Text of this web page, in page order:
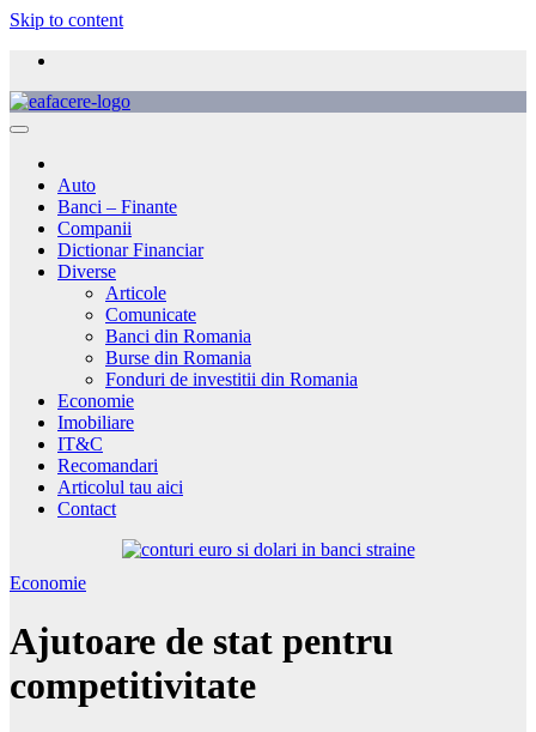
Skip to content
Auto
Banci – Finante
Companii
Dictionar Financiar
Diverse
Articole
Comunicate
Banci din Romania
Burse din Romania
Fonduri de investitii din Romania
Economie
Imobiliare
IT&C
Recomandari
Articolul tau aici
Contact
Economie
Ajutoare de stat pentru
competitivitate